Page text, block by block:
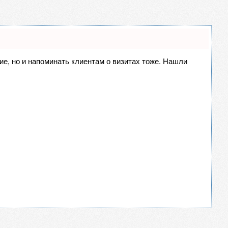
но и напоминать клиентам о визитах тоже. Нашли